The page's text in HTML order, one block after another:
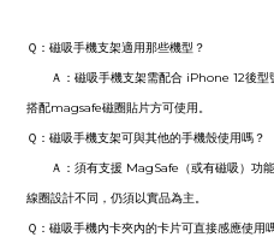
Ｑ：磁吸手機支架適用那些機型？
Ａ：磁吸手機支架需配合 iPhone 12後型
搭配magsafe磁圈貼片方可使用。
Ｑ： 磁吸手機支架可與其他的手機殼使用嗎？
Ａ： 須有支援 MagSafe（或有磁吸）功
線圈設計不同，仍須以實品為主。
Ｑ： 磁吸手機內卡夾內的卡片可直接感應使用